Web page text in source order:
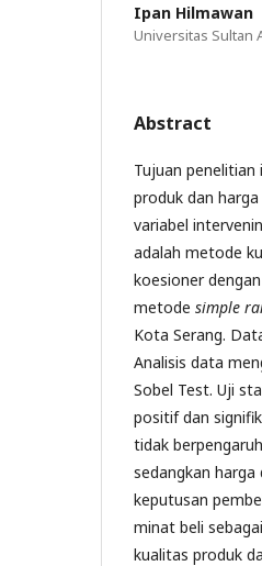
Ipan Hilmawan
Universitas Sultan
Abstract
Tujuan
produk dan
variabel
adalah metode
koesioner
metode simple
Kota Serang.
Analisis data
Sobel Test. Uji
positif dan
tidak
sedangkan
keputusan
minat beli
kualitas produk